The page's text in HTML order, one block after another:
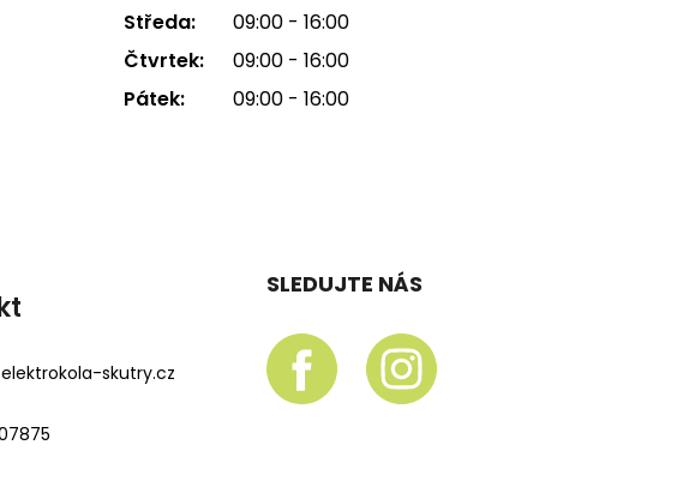
Středa:
09:00 - 16:00
Čtvrtek:
09:00 - 16:00
Pátek:
09:00 - 16:00
elektrokola-skutry.cz
SLEDUJTE NÁS